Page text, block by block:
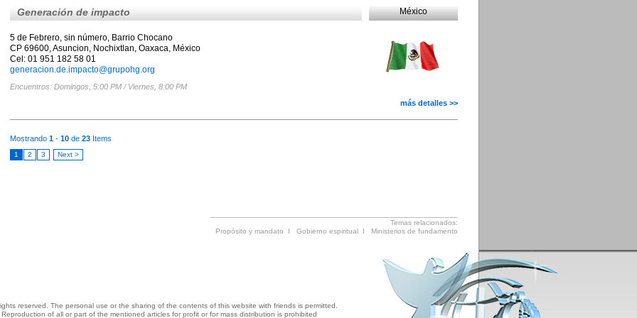
Generación de impacto México
5 de Febrero, sin número, Barrio Chocano
CP 69600, Asuncion, Nochixtlan, Oaxaca, México
Cel: 01 951 182 58 01
generacion.de.impacto@grupohg.org
Encuentros: Domingos, 5:00 PM / Viernes, 8:00 PM
más detalles >>
Mostrando 1 - 10 de 23 Items
1 2 3 Next >
Temas relacionados:
Propósito y mandato I Gobierno espiritual I Ministerios de fundamento
reserved. The personal use or the sharing of the contents of this website with friends is permitted.
Reproduction of all or part of the mentioned articles for profit or for mass distribution is prohibited